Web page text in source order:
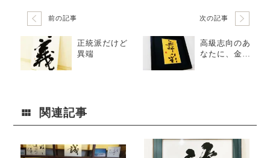
前の記事
正統派だけど
異端
次の記事
高級志向のあ
なたに、金の
関連記事